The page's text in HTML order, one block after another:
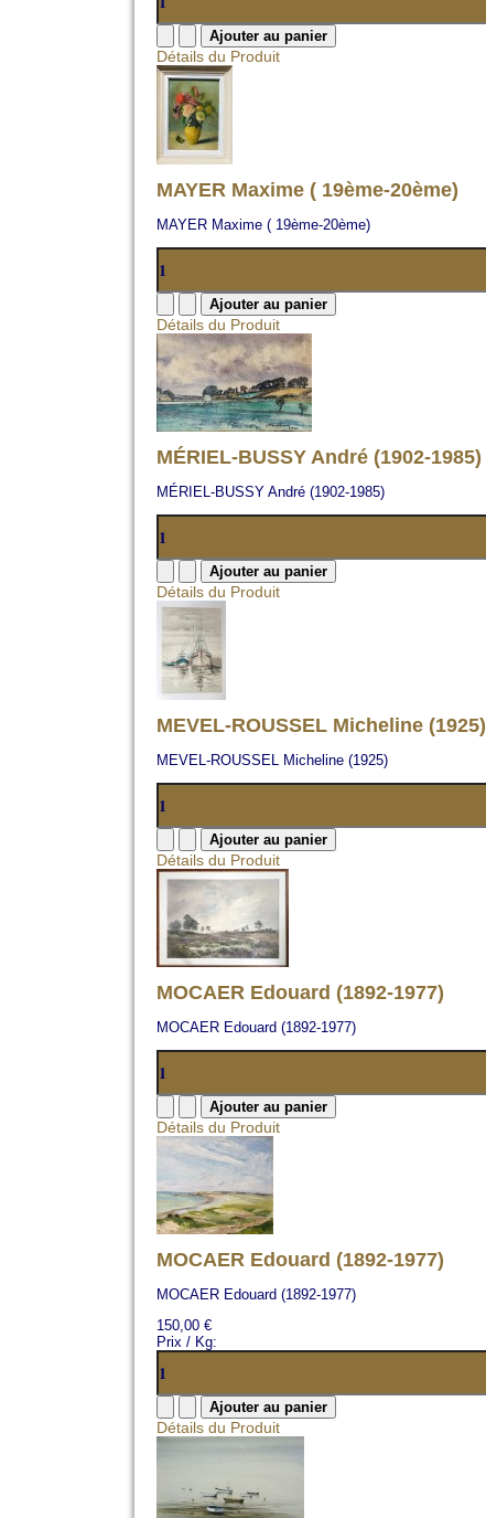
Détails du Produit
MAYER Maxime ( 19ème-20ème)
MAYER Maxime ( 19ème-20ème)
Détails du Produit
MÉRIEL-BUSSY André (1902-1985)
MÉRIEL-BUSSY André (1902-1985)
Détails du Produit
MEVEL-ROUSSEL Micheline (1925)
MEVEL-ROUSSEL Micheline (1925)
Détails du Produit
MOCAER Edouard (1892-1977)
MOCAER Edouard (1892-1977)
Détails du Produit
MOCAER Edouard (1892-1977)
MOCAER Edouard (1892-1977)
150,00 €
Prix / Kg:
Détails du Produit